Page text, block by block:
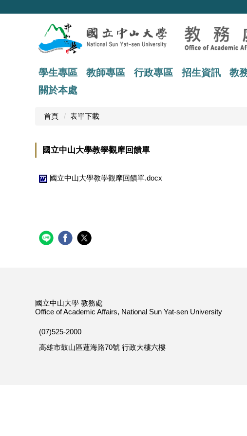
學生專區 教師專區 行政專區 招生資訊 教
關於本處
首頁 表單下載
國立中山大學教學觀摩回饋單
國立中山大學教學觀摩回饋單.docx
國立中山大學 教務處
Office of Academic Affairs, National Sun Yat-sen University
(07)525-2000
高雄市鼓山區蓮海路70號 行政大樓六樓